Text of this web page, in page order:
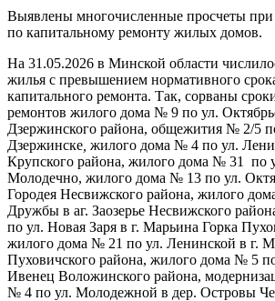
Выявлены многочисленные просчеты при
по капитальному ремонту жилых домов.
На 31.05.2026 в Минской области
жилья с превышением нормативного
капитального ремонта. Так, сорваны
ремонтов жилого дома № 9 по ул.
Дзержинского района, общежития № 2/5
Дзержинске жилого дома № 4 по ул.
Крупского района, жилого дома № 31 по
Молодечно, жилого дома № 13 по ул.
Городея Несвижского района, жилого
Дружбы в аг. Заозерье Несвижского
по ул. Новая Заря в г. Марьина Горка
жилого дома № 21 по ул. Ленинской в г.
Пуховичского района, жилого дома № 5
Ивенец Воложинского района,
№ 4 по ул. Молодежной в дер. Островы